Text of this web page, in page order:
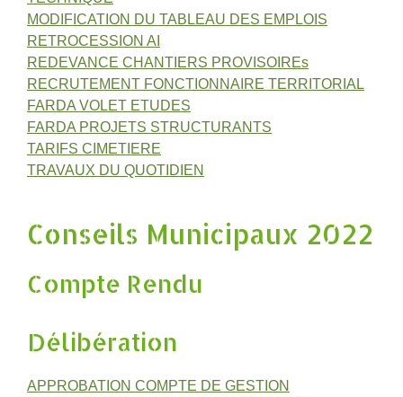
MODIFICATION DU TABLEAU DES EMPLOIS
RETROCESSION AI
REDEVANCE CHANTIERS PROVISOIREs
RECRUTEMENT FONCTIONNAIRE TERRITORIAL
FARDA VOLET ETUDES
FARDA PROJETS STRUCTURANTS
TARIFS CIMETIERE
TRAVAUX DU QUOTIDIEN
Conseils Municipaux 2022
Compte Rendu
Délibération
APPROBATION COMPTE DE GESTION